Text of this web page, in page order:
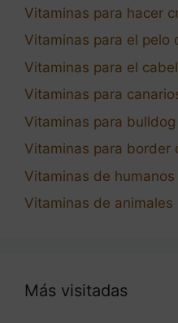
Vitaminas para hacer
Vitaminas para el pelo
Vitaminas para el
Vitaminas para
Vitaminas para
Vitaminas para border
Vitaminas de
Vitaminas de animales
Más visitadas